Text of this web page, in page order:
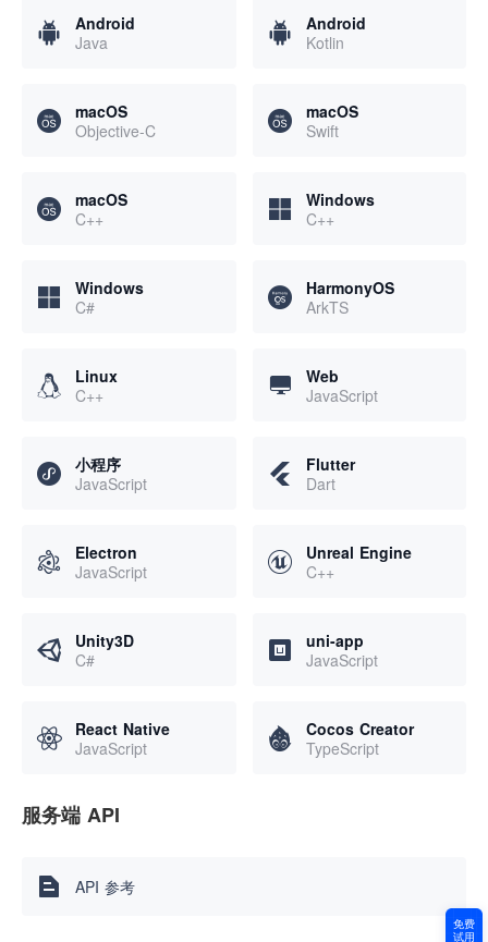
Android
Java
Android
Kotlin
macOS
Objective-C
macOS
Swift
macOS
C++
Windows
C++
Windows
C#
HarmonyOS
ArkTS
Linux
C++
Web
JavaScript
小程序
JavaScript
Flutter
Dart
Electron
JavaScript
Unreal Engine
C++
Unity3D
C#
uni-app
JavaScript
React Native
JavaScript
Cocos Creator
TypeScript
服务端 API
API 参考
免费
试用